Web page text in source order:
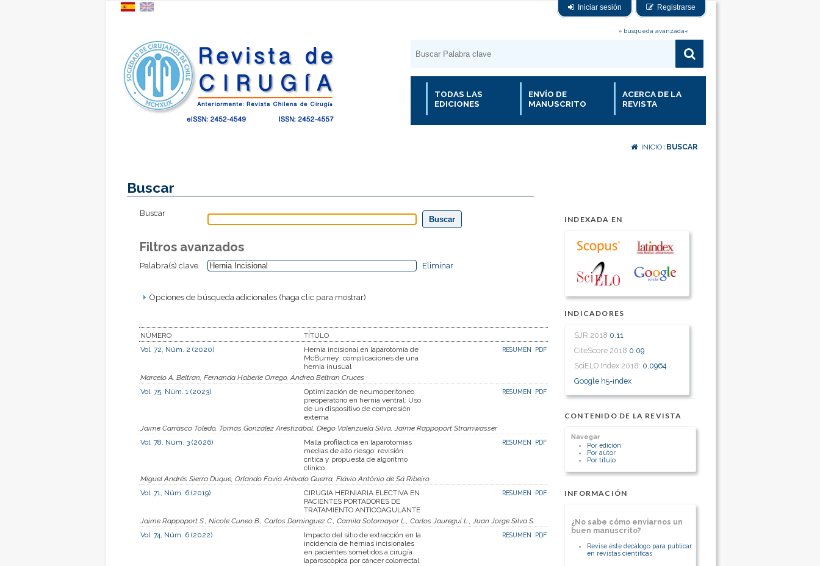
Iniciar sesión Registrarse
» búsqueda avanzada«
TODAS LAS
EDICIONES
ENVÍO DE
MANUSCRITO
ACERCA DE LA
REVISTA
INICIO BUSCAR
INDEXADA EN
INDICADORES
SJR 2018 0.11
CiteScore 2018 0.09
SciELO Index 2018: 0.0964
Google h5-index
CONTENIDO DE LA REVISTA
Navegar
Por edición
Por autor
Por título
INFORMACIÓN
¿No sabe cómo enviarnos un
buen manuscrito?
Revise éste decálogo para publicar
en revistas científicas
Buscar
Buscar
Filtros avanzados
Palabra(s) clave Eliminar
Opciones de búsqueda adicionales (haga clic para mostrar)
NÚMERO
TÍTULO
Vol. 72, Núm. 2 (2020)
Hernia incisional en laparotomía de
McBurney: complicaciones de una
hernia inusual
RESUMEN PDF
Marcelo A. Beltran, Fernanda Haberle Orrego, Andrea Beltran Cruces
Vol. 75, Núm. 1 (2023)
Optimización de neumoperitoneo
preoperatorio en hernia ventral: Uso
de un dispositivo de compresión
externa
RESUMEN PDF
Jaime Carrasco Toledo, Tomás González Arestizábal, Diego Valenzuela Silva, Jaime Rappoport Stramwasser
Vol. 78, Núm. 3 (2026)
Malla profiláctica en laparotomías
medias de alto riesgo: revisión
crítica y propuesta de algoritmo
clínico
RESUMEN PDF
Miguel Andrés Sierra Duque, Orlando Favio Arévalo Guerra, Flávio Antônio de Sá Ribeiro
Vol. 71, Núm. 6 (2019)
CIRUGIA HERNIARIA ELECTIVA EN
PACIENTES PORTADORES DE
TRATAMIENTO ANTICOAGULANTE
RESUMEN PDF
Jaime Rappoport S., Nicole Cuneo B., Carlos Dominguez C., Camila Sotomayor L., Carlos Jauregui L., Juan Jorge Silva S.
Vol. 74, Núm. 6 (2022)
Impacto del sitio de extracción en la
incidencia de hernias incisionales
en pacientes sometidos a cirugía
laparoscópica por cáncer colorrectal
RESUMEN PDF